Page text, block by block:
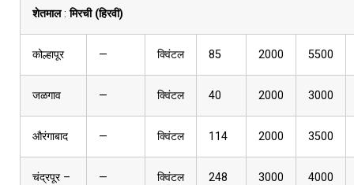
शेतमाल:मिरची (हिरवी)
कोल्हापूर — क्विंटल 85 2000 5500
जळगाव — क्विंटल 40 2000 3000
औरंगाबाद — क्विंटल 114 2000 3500
चंद्रपूर –
— क्विंटल 248 3000 4000